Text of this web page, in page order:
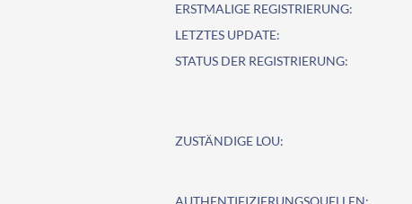
ERSTMALIGE REGISTRIERUNG:
LETZTES UPDATE:
STATUS DER REGISTRIERUNG:
ZUSTÄNDIGE LOU:
AUTHENTIFIZIERUNGSQUELLEN: